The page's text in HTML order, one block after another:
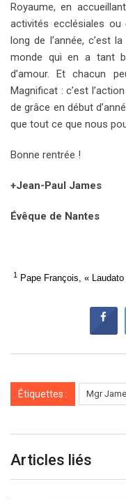
Royaume, en
activités ecclésiales
long de l’année, c’est
monde qui en a tant
d’amour. Et chacun
Magnificat : c’est
de grâce en début
que tout ce que nous
Bonne rentrée !
+Jean-Paul James
Évêque de Nantes
1 Pape François, «
Étiquettes : Mgr
Articles liés